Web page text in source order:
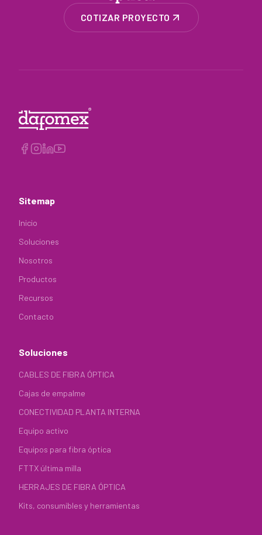
COTIZAR PROYECTO
Sitemap
Inicio
Soluciones
Nosotros
Productos
Recursos
Contacto
Soluciones
CABLES DE FIBRA ÓPTICA
Cajas de empalme
CONECTIVIDAD PLANTA INTERNA
Equipo activo
Equipos para fibra óptica
FTTX última milla
HERRAJES DE FIBRA ÓPTICA
Kits, consumibles y herramientas